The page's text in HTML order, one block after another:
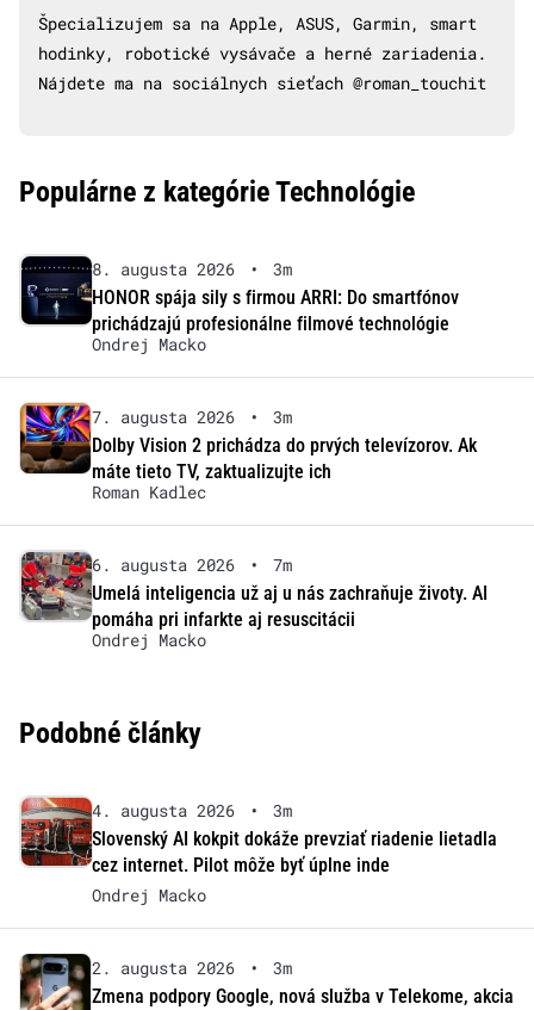
Špecializujem sa na Apple, ASUS, Garmin, smart
hodinky, robotické vysávače a herné zariadenia.
Nájdete ma na sociálnych sieťach @roman_touchit
Populárne z kategórie Technológie
8. augusta 2026 •
3m
HONOR spája sily s firmou ARRI: Do smartfónov
prichádzajú profesionálne filmové technológie
Ondrej Macko
7. augusta 2026 •
3m
Dolby Vision 2 prichádza do prvých televízorov. Ak
máte tieto TV, zaktualizujte ich
Roman Kadlec
6. augusta 2026 •
7m
Umelá inteligencia už aj u nás zachraňuje životy. AI
pomáha pri infarkte aj resuscitácii
Ondrej Macko
Podobné články
4. augusta 2026 •
3m
Slovenský AI kokpit dokáže prevziať riadenie lietadla
cez internet. Pilot môže byť úplne inde
Ondrej Macko
2. augusta 2026 •
3m
Zmena podpory Google, nová služba v Telekome, akcia